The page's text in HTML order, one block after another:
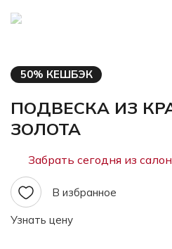
50% КЕШБЭК
ПОДВЕСКА ИЗ
ЗОЛОТА
Забрать сегодня из
В избранное
Узнать цену